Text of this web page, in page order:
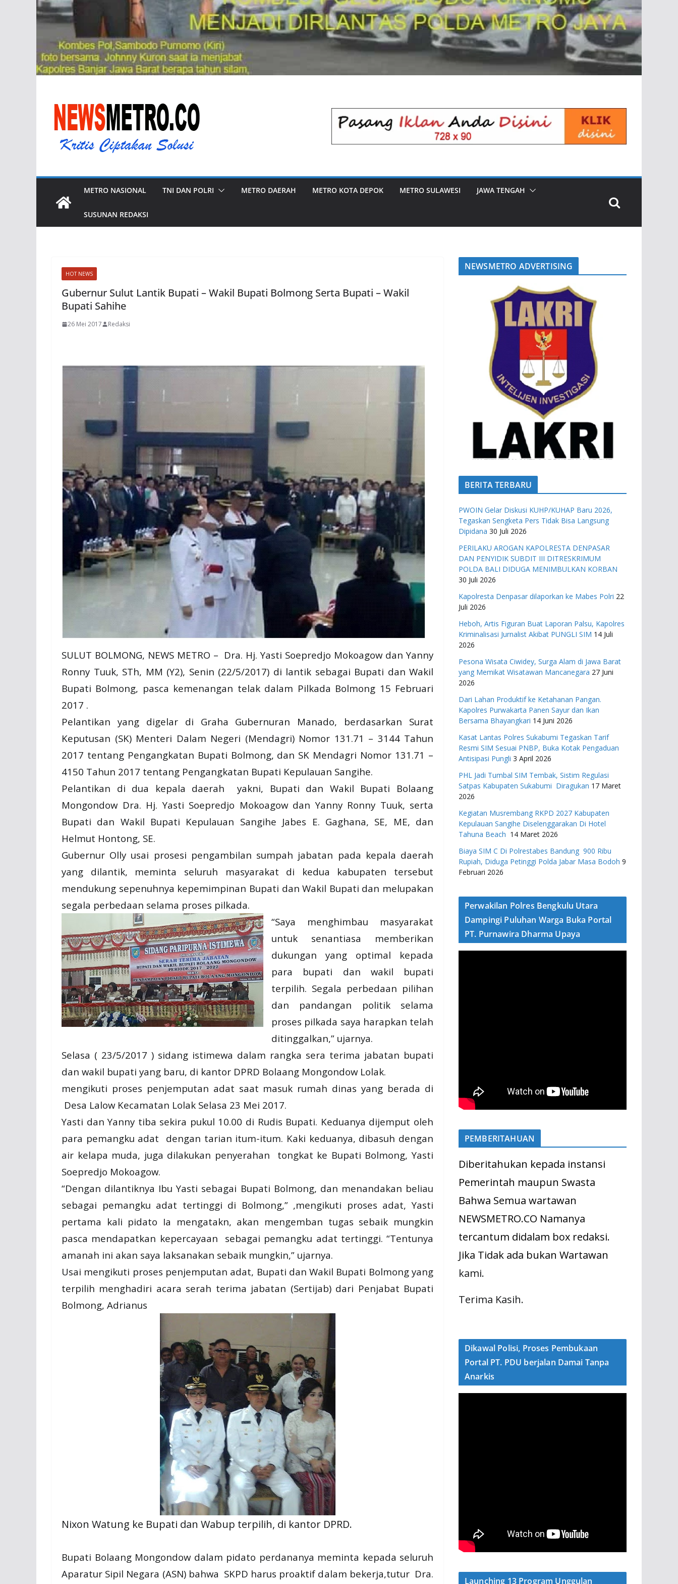
METRO NASIONAL TNI DAN POLRI METRO DAERAH METRO KOTA DEPOK METRO SULAWESI JAWA TENGAH
SUSUNAN REDAKSI
HOT NEWS
Gubernur Sulut Lantik Bupati – Wakil Bupati Bolmong Serta Bupati – Wakil
Bupati Sahihe
26 Mei 2017 Redaksi
SULUT BOLMONG, NEWS METRO – Dra. Hj. Yasti Soepredjo Mokoagow dan Yanny
Ronny Tuuk, STh, MM (Y2), Senin (22/5/2017) di lantik sebagai Bupati dan Wakil
Bupati Bolmong, pasca kemenangan telak dalam Pilkada Bolmong 15 Februari
2017 .
Pelantikan yang digelar di Graha Gubernuran Manado, berdasarkan Surat
Keputusan (SK) Menteri Dalam Negeri (Mendagri) Nomor 131.71 – 3144 Tahun
2017 tentang Pengangkatan Bupati Bolmong, dan SK Mendagri Nomor 131.71 –
4150 Tahun 2017 tentang Pengangkatan Bupati Kepulauan Sangihe.
Pelantikan di dua kepala daerah yakni, Bupati dan Wakil Bupati Bolaang
Mongondow Dra. Hj. Yasti Soepredjo Mokoagow dan Yanny Ronny Tuuk, serta
Bupati dan Wakil Bupati Kepulauan Sangihe Jabes E. Gaghana, SE, ME, dan
Helmut Hontong, SE.
Gubernur Olly usai prosesi pengambilan sumpah jabatan pada kepala daerah
yang dilantik, meminta seluruh masyarakat di kedua kabupaten tersebut
mendukung sepenuhnya kepemimpinan Bupati dan Wakil Bupati dan melupakan
segala perbedaan selama proses pilkada.
“Saya menghimbau masyarakat
untuk senantiasa memberikan
dukungan yang optimal kepada
para bupati dan wakil bupati
terpilih. Segala perbedaan pilihan
dan pandangan politik selama
proses pilkada saya harapkan telah
ditinggalkan,” ujarnya.
Selasa ( 23/5/2017 ) sidang istimewa dalam rangka sera terima jabatan bupati
dan wakil bupati yang baru, di kantor DPRD Bolaang Mongondow Lolak.
mengikuti proses penjemputan adat saat masuk rumah dinas yang berada di
Desa Lalow Kecamatan Lolak Selasa 23 Mei 2017.
Yasti dan Yanny tiba sekira pukul 10.00 di Rudis Bupati. Keduanya dijemput oleh
para pemangku adat dengan tarian itum-itum. Kaki keduanya, dibasuh dengan
air kelapa muda, juga dilakukan penyerahan tongkat ke Bupati Bolmong, Yasti
Soepredjo Mokoagow.
“Dengan dilantiknya Ibu Yasti sebagai Bupati Bolmong, dan menandakan beliau
sebagai pemangku adat tertinggi di Bolmong,” ,mengikuti proses adat, Yasti
pertama kali pidato Ia mengatakn, akan mengemban tugas sebaik mungkin
pasca mendapatkan kepercayaan sebagai pemangku adat tertinggi. “Tentunya
amanah ini akan saya laksanakan sebaik mungkin,” ujarnya.
Usai mengikuti proses penjemputan adat, Bupati dan Wakil Bupati Bolmong yang
terpilih menghadiri acara serah terima jabatan (Sertijab) dari Penjabat Bupati
Bolmong, Adrianus
Nixon Watung ke Bupati dan Wabup terpilih, di kantor DPRD.
Bupati Bolaang Mongondow dalam pidato perdananya meminta kepada seluruh
Aparatur Sipil Negara (ASN) bahwa SKPD harus proaktif dalam bekerja,tutur Dra.
NEWSMETRO ADVERTISING
BERITA TERBARU
PWOIN Gelar Diskusi KUHP/KUHAP Baru 2026,
Tegaskan Sengketa Pers Tidak Bisa Langsung
Dipidana 30 Juli 2026
PERILAKU AROGAN KAPOLRESTA DENPASAR
DAN PENYIDIK SUBDIT III DITRESKRIMUM
POLDA BALI DIDUGA MENIMBULKAN KORBAN
30 Juli 2026
Kapolresta Denpasar dilaporkan ke Mabes Polri 22
Juli 2026
Heboh, Artis Figuran Buat Laporan Palsu, Kapolres
Kriminalisasi Jurnalist Akibat PUNGLI SIM 14 Juli
2026
Pesona Wisata Ciwidey, Surga Alam di Jawa Barat
yang Memikat Wisatawan Mancanegara 27 Juni
2026
Dari Lahan Produktif ke Ketahanan Pangan.
Kapolres Purwakarta Panen Sayur dan Ikan
Bersama Bhayangkari 14 Juni 2026
Kasat Lantas Polres Sukabumi Tegaskan Tarif
Resmi SIM Sesuai PNBP, Buka Kotak Pengaduan
Antisipasi Pungli 3 April 2026
PHL Jadi Tumbal SIM Tembak, Sistim Regulasi
Satpas Kabupaten Sukabumi Diragukan 17 Maret
2026
Kegiatan Musrembang RKPD 2027 ​Kabupaten
Kepulauan Sangihe Diselenggarakan Di Hotel
Tahuna Beach 14 Maret 2026
Biaya SIM C Di Polrestabes Bandung 900 Ribu
Rupiah, Diduga Petinggi Polda Jabar Masa Bodoh 9
Februari 2026
Perwakilan Polres Bengkulu Utara
Dampingi Puluhan Warga Buka Portal
PT. Purnawira Dharma Upaya
PEMBERITAHUAN
Diberitahukan kepada instansi
Pemerintah maupun Swasta
Bahwa Semua wartawan
NEWSMETRO.CO Namanya
tercantum didalam box redaksi.
Jika Tidak ada bukan Wartawan
kami.
Terima Kasih.
Dikawal Polisi, Proses Pembukaan
Portal PT. PDU berjalan Damai Tanpa
Anarkis
Launching 13 Program Unggulan